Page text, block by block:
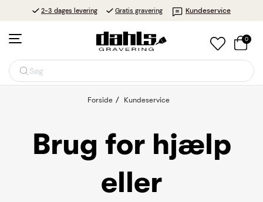
2-3 dages levering Gratis gravering Kundeservice
Søg
0
Forside Kundeservice
Brug for hjælp
eller